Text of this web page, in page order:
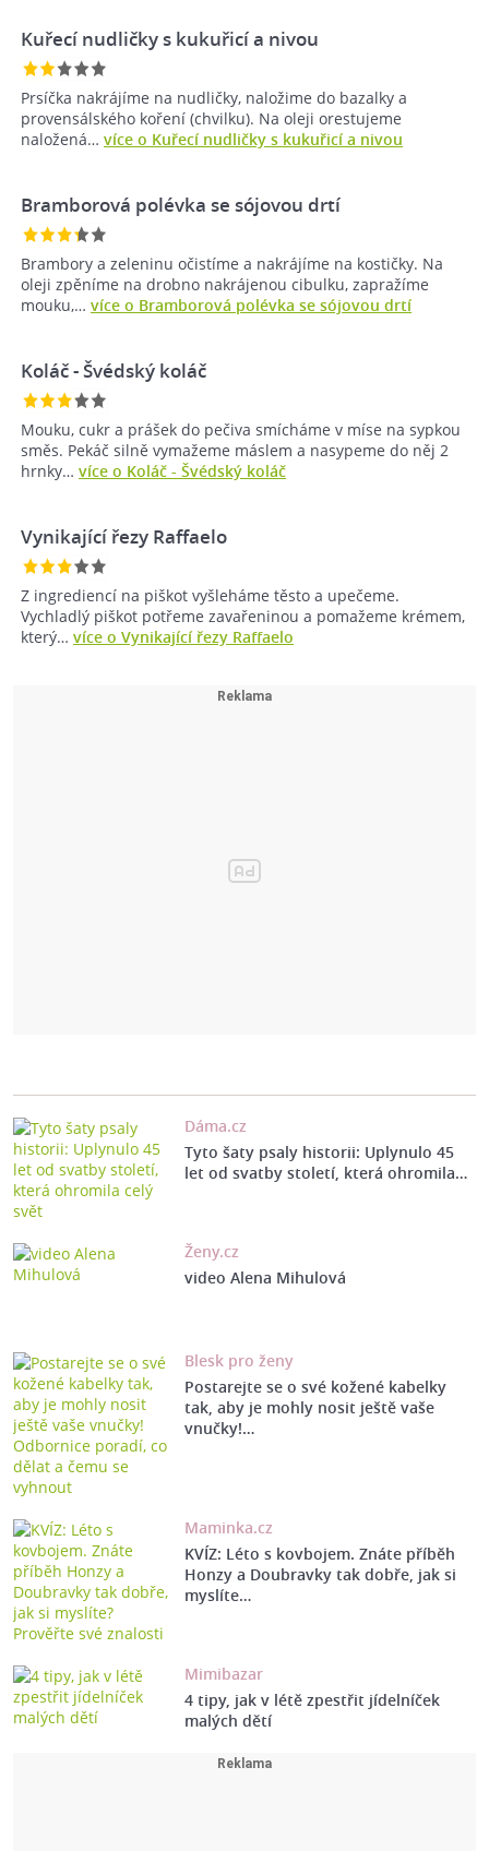
Kuřecí nudličky s kukuřicí a nivou
Prsíčka nakrájíme na nudličky, naložime do bazalky a
provensálského koření (chvilku). Na oleji orestujeme
naložená… více o Kuřecí nudličky s kukuřicí a nivou
Bramborová polévka se sójovou drtí
Brambory a zeleninu očistíme a nakrájíme na kostičky. Na
oleji zpěníme na drobno nakrájenou cibulku, zapražíme
mouku,… více o Bramborová polévka se sójovou drtí
Koláč - Švédský koláč
Mouku, cukr a prášek do pečiva smícháme v míse na sypkou
směs. Pekáč silně vymažeme máslem a nasypeme do něj 2
hrnky… více o Koláč - Švédský koláč
Vynikající řezy Raffaelo
Z ingrediencí na piškot vyšleháme těsto a upečeme.
Vychladlý piškot potřeme zavařeninou a pomažeme krémem,
který… více o Vynikající řezy Raffaelo
Dáma.cz
Tyto šaty psaly historii: Uplynulo 45
let od svatby století, která ohromila…
Ženy.cz
video Alena Mihulová
Blesk pro ženy
Postarejte se o své kožené kabelky
tak, aby je mohly nosit ještě vaše
vnučky!…
Maminka.cz
KVÍZ: Léto s kovbojem. Znáte příběh
Honzy a Doubravky tak dobře, jak si
myslíte…
Mimibazar
4 tipy, jak v létě zpestřit jídelníček
malých dětí